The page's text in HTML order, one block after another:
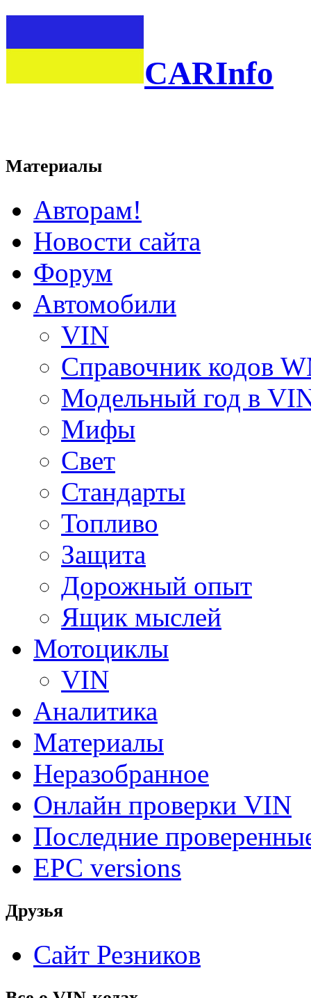
CARInfo
Материалы
Авторам!
Новости сайта
Форум
Автомобили
VIN
Справочник кодов
Модельный год в
Мифы
Свет
Стандарты
Топливо
Защита
Дорожный опыт
Ящик мыслей
Мотоциклы
VIN
Аналитика
Материалы
Неразобранное
Онлайн проверки VIN
Последние
EPC versions
Друзья
Сайт Резников